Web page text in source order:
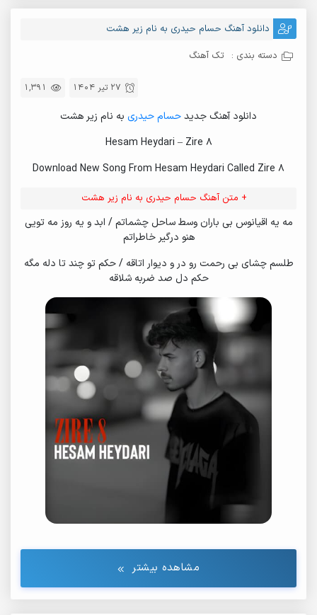
دانلود آهنگ حسام حیدری به نام زیر هشت
دسته بندی : تک آهنگ
1,391 27 تیر 1404
دانلود آهنگ جدیدحسام حیدری به نام زیر هشت
Hesam Heydari – Zire 8
Download New Song From Hesam Heydari Called Zire 8
+ متن آهنگ حسام حیدری به نام زیر هشت
مه یه اقیانوس بی باران وسط ساحل چشماتم / ابد و یه روز مه تویی
هنو درگیر خاطراتم
طلسم چشای بی رحمت رو در و دیوار اتاقه / حکم تو چند تا دله مگه
حکم دل صد ضربه شلاقه
مشاهده بیشتر